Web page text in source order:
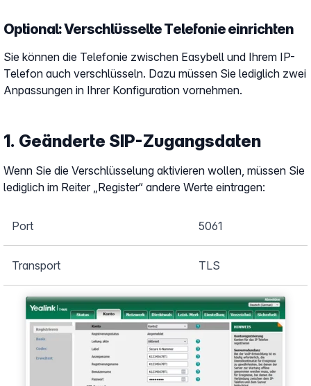
Optional: Verschlüsselte Telefonie einrichten
Sie können die Telefonie zwischen Easybell und Ihrem IP-
Telefon auch verschlüsseln. Dazu müssen Sie lediglich zwei
Anpassungen in Ihrer Konfiguration vornehmen.
Show larger version
1. Geänderte SIP-Zugangsdaten
Wenn Sie die Verschlüsselung aktivieren wollen, müssen Sie
lediglich im Reiter „Register“ andere Werte eintragen:
Port 5061
Transport TLS